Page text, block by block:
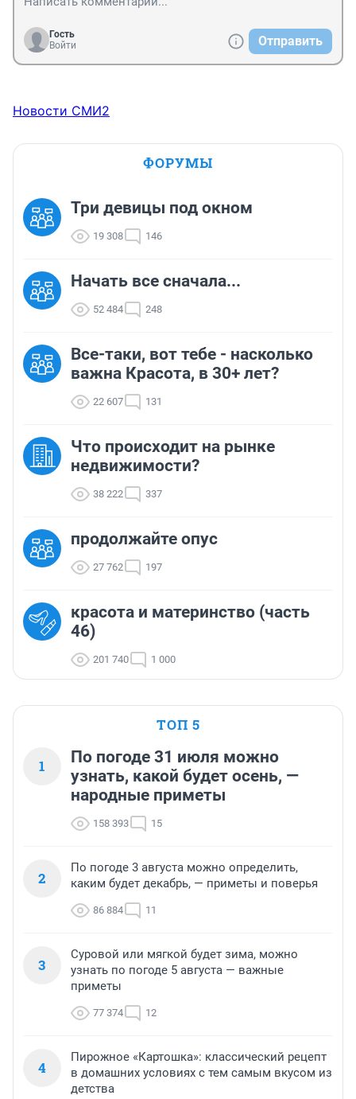
Гость
Войти
Отправить
Новости СМИ2
ФОРУМЫ
Три девицы под окном
19 308 146
Начать все сначала...
52 484 248
Все-таки, вот тебе - насколько
важна Красота, в 30+ лет?
22 607 131
Что происходит на рынке
недвижимости?
38 222 337
продолжайте опус
27 762 197
красота и материнство (часть
46)
201 740 1 000
ТОП 5
1
По погоде 31 июля можно
узнать, какой будет осень, —
народные приметы
158 393 15
2
По погоде 3 августа можно определить,
каким будет декабрь, — приметы и поверья
86 884 11
3
Суровой или мягкой будет зима, можно
узнать по погоде 5 августа — важные
приметы
77 374 12
4
Пирожное «Картошка»: классический рецепт
в домашних условиях с тем самым вкусом из
детства